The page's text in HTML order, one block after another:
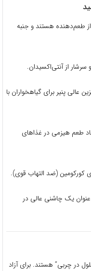
طعم‌دهنده هستند و جنبه
از آنتی‌اکسیدان.
عالی پنیر برای گیاهخواران با
طعم هیزمی در غذاهای
کورکومین (ضد التهاب قوی).
عنوان یک چاشنی عالی در
در چربی” هستند. برای آزاد